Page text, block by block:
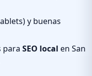
y buenas
para SEO local en San